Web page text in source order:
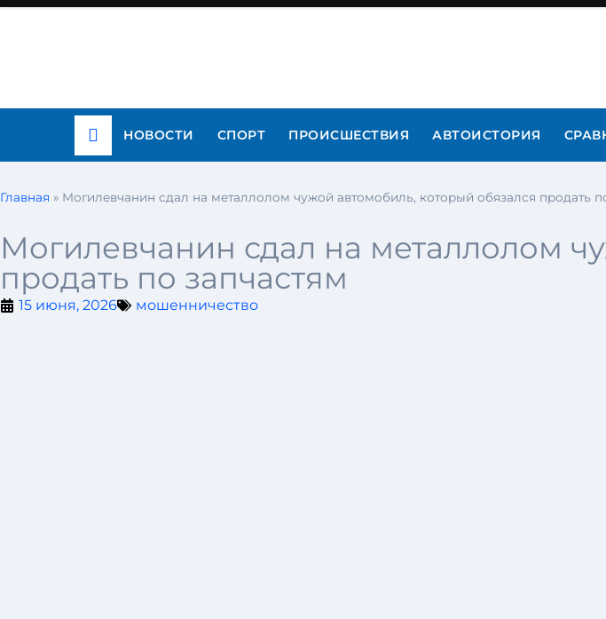
НОВОСТИ СПОРТ ПРОИСШЕСТВИЯ АВТОИСТОРИЯ
Главная » Могилевчанин сдал на металлолом чужой автомобиль, который обязался продать
Могилевчанин сдал на металлолом
продать по запчастям
15 июня, 2026 мошенничество